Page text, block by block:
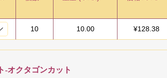
10 10.00 ¥128.38
-オクタゴンカット